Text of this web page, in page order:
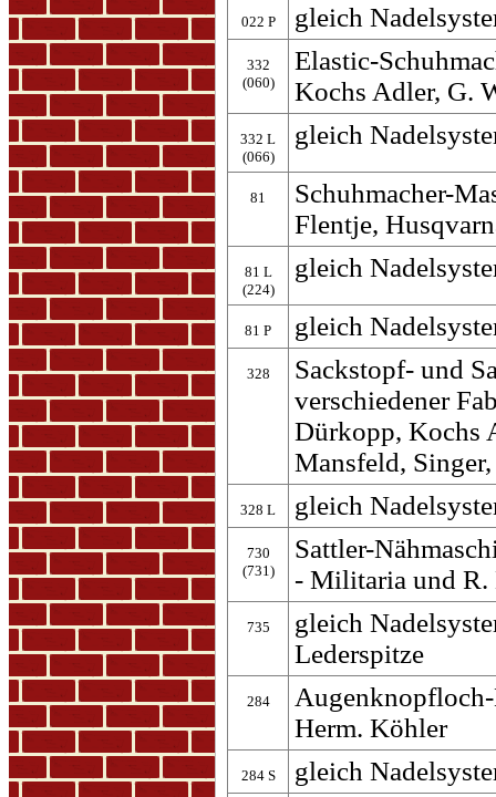
022 P gleich
332
(060)
Elastic-
Kochs Adler, G.
332 L
(066)
gleich
81
Schuhmacher-
Flentje,
81 L
(224)
gleich
81 P gleich
328
Sackstopf- und
verschiedener
Dürkopp, Kochs
Mansfeld,
328 L gleich
730
(731)
Sattler-
- Militaria und R.
735
gleich
Lederspitze
284
Herm. Köhler
284 S gleich